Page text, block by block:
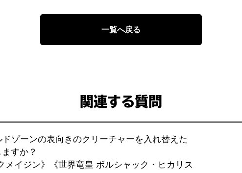
一覧へ戻る
関連する質問
ドゾーンの表向きのクリーチャーを入れ替えた
すか？
メイジン》《世界竜皇 ボルシャック・ヒカリス